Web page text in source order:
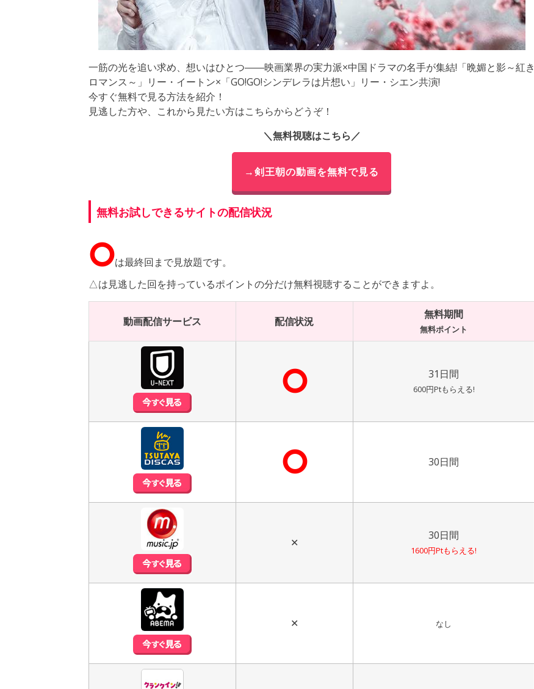
一筋の光を追い求め、想いはひとつ――映画業界の実力派×中国ドラマの名手が集結!「晩媚と影～紅き
ロマンス～」リー・イートン×「GO!GO!シンデレラは片想い」リー・シエン共演!
今すぐ無料で見る方法を紹介！
見逃した方や、これから見たい方はこちらからどうぞ！
＼無料視聴はこちら／
→剣王朝の動画を無料で見る
無料お試しできるサイトの配信状況
⭘は最終回まで見放題です。
△は見逃した回を持っているポイントの分だけ無料視聴することができますよ。
動画配信サービス 配信状況
無料期間
無料ポイント
⭘ 31日間
600円Ptもらえる!
⭘ 30日間
✕
30日間
1600円Ptもらえる!
✕ なし